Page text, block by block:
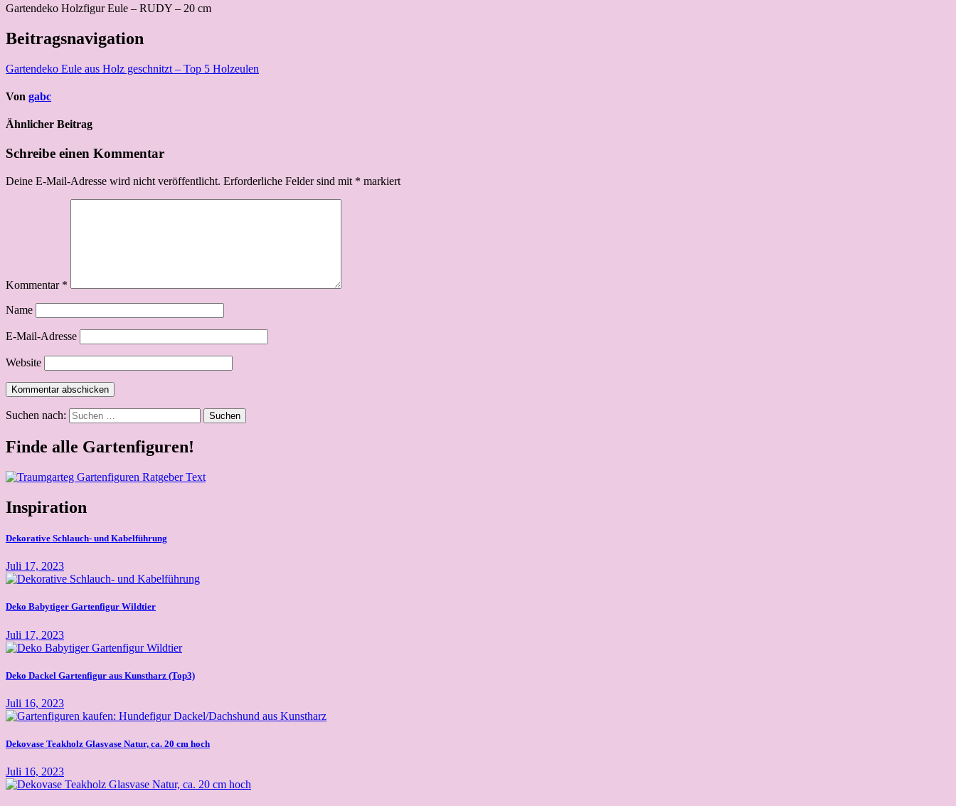
Gartendeko Holzfigur Eule – RUDY – 20 cm
Beitragsnavigation
Gartendeko Eule aus Holz geschnitzt – Top 5 Holzeulen
Von gabc
Ähnlicher Beitrag
Schreibe einen Kommentar
Deine E-Mail-Adresse wird nicht veröffentlicht. Erforderliche Felder sind mit * markiert
Kommentar *
Name
E-Mail-Adresse
Website
Suchen nach:
Finde alle Gartenfiguren!
Inspiration
Dekorative Schlauch- und Kabelführung
Juli 17, 2023
Deko Babytiger Gartenfigur Wildtier
Juli 17, 2023
Deko Dackel Gartenfigur aus Kunstharz (Top3)
Juli 16, 2023
Dekovase Teakholz Glasvase Natur, ca. 20 cm hoch
Juli 16, 2023